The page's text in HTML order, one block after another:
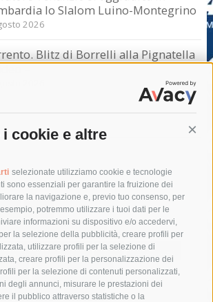
cookie e altre
selezionate utilizziamo cookie e tecnologie
sono essenziali per garantire la fruizione dei
la navigazione e, previo tuo consenso, per
potremmo utilizzare i tuoi dati per le
informazioni su dispositivo e/o accedervi,
la selezione della pubblicità, creare profili per
utilizzare profili per la selezione di
creare profili per la personalizzazione dei
per la selezione di contenuti personalizzati,
degli annunci, misurare le prestazioni dei
il pubblico attraverso statistiche o la
lo Slalom Luino-Montegrino
2026
Blitz di Borrelli alla Pignatella
–
anas
di punta campanella
arresto
capitaneria di porto capri
carabinieri
circumvesuviana
concerto
contagi